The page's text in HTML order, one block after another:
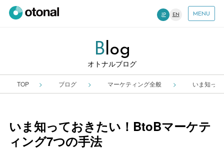
JP EN MENU
BLog
オトナルブログ
TOP ブログ マーケティング全般 いま知っ
いま知っておきたい！BtoBマーケテ
ィング7つの手法